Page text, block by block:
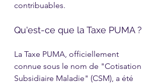
contribuables.
Qu'est-ce que la Taxe PUMA ?
La Taxe PUMA, officiellement
connue sous le nom de "Cotisation
Subsidiaire Maladie" (CSM), a été